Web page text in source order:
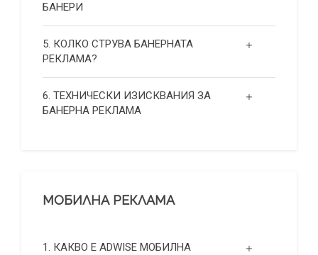
БАНЕРИ
5. КОЛКО СТРУВА БАНЕРНАТА
РЕКЛАМА?
6. ТЕХНИЧЕСКИ ИЗИСКВАНИЯ ЗА
БАНЕРНА РЕКЛАМА
МОБИЛНА РЕКЛАМА
1. КАКВО Е ADWISE МОБИЛНА